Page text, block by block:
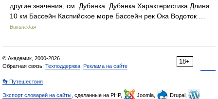
другие значения, см. Дубянка. Дубянка Характеристика Длина
10 км Бассейн Каспийское море Бассейн рек Ока Водоток …
Википедия
18+
© Академик, 2000-2026
Обратная связь: Техподдержка Реклама на сайте
👣 Путешествия
Экспорт словарей на сайты , сделанные на PHP, Joomla,
Drupal,